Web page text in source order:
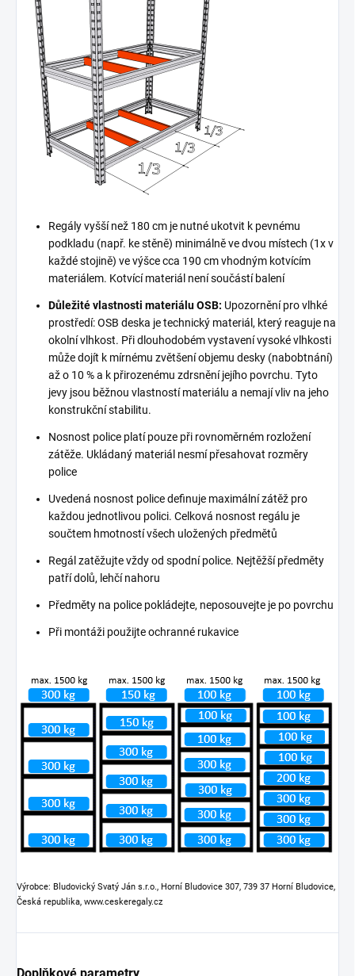
Regály vyšší než 180 cm je nutné ukotvit k pevnému
podkladu (např. ke stěně) minimálně ve dvou místech (1x v
každé stojině) ve výšce cca 190 cm vhodným kotvícím
materiálem. Kotvící materiál není součástí balení
Důležité vlastnosti materiálu OSB: Upozornění pro vlhké
prostředí: OSB deska je technický materiál, který reaguje na
okolní vlhkost. Při dlouhodobém vystavení vysoké vlhkosti
může dojít k mírnému zvětšení objemu desky (nabobtnání)
až o 10 % a k přirozenému zdrsnění jejího povrchu. Tyto
jevy jsou běžnou vlastností materiálu a nemají vliv na jeho
konstrukční stabilitu.
Nosnost police platí pouze při rovnoměrném rozložení
zátěže. Ukládaný materiál nesmí přesahovat rozměry
police
Uvedená nosnost police definuje maximální zátěž pro
každou jednotlivou polici. Celková nosnost regálu je
součtem hmotností všech uložených předmětů
Regál zatěžujte vždy od spodní police. Nejtěžší předměty
patří dolů, lehčí nahoru
Předměty na police pokládejte, neposouvejte je po povrchu
Při montáži použijte ochranné rukavice
Výrobce: Bludovický Svatý Ján s.r.o., Horní Bludovice 307, 739 37 Horní Bludovice,
Česká republika, www.ceskeregaly.cz